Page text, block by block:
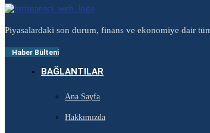
Piyasalardaki son durum, finans ve ekonomiye dair
Haber Bülteni
BAĞLANTILAR
Ana Sayfa
Hakkımızda